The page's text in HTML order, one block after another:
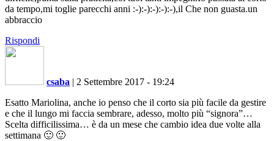
da tempo,mi toglie parecchi anni :-):-):-):-):-),il Che non guasta.un
abbraccio
Rispondi
csaba | 2 Settembre 2017 - 19:24
Esatto Mariolina, anche io penso che il corto sia più facile da gestire
e che il lungo mi faccia sembrare, adesso, molto più “signora”…
Scelta difficilissima… è da un mese che cambio idea due volte alla
settimana 🙂 🙂